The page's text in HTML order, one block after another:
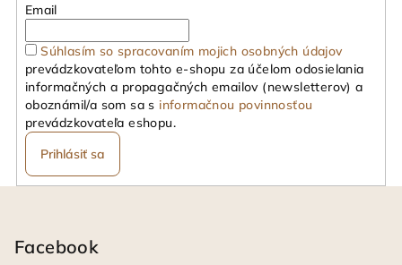
Email
Súhlasím so spracovaním mojich osobných údajov
prevádzkovateľom tohto e-shopu za účelom odosielania
informačných a propagačných emailov (newsletterov) a
oboznámil/a som sa s informačnou povinnosťou
prevádzkovateľa eshopu.
Prihlásiť sa
Facebook